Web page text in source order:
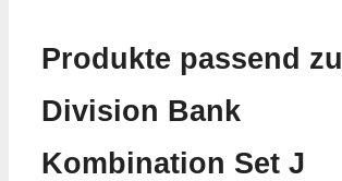
Produkte passend zu
Division Bank
Kombination Set J